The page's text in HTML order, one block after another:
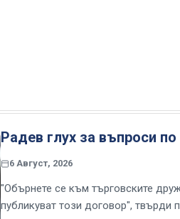
Радев глух за въпроси
6 Август, 2026
"Обърнете се към търговските
публикуват този договор", твърди